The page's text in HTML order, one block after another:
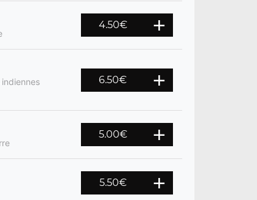
4.50€
6.50€
5.00€
5.50€